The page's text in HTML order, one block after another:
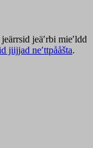
jeäʹrbi mieʹldd
jiijjad neʹttpååšta.